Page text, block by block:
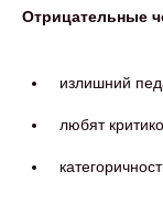
Отрицательные
излишний
любят